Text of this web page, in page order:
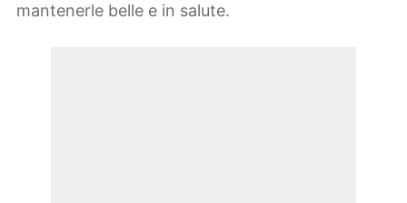
mantenerle belle e in salute.